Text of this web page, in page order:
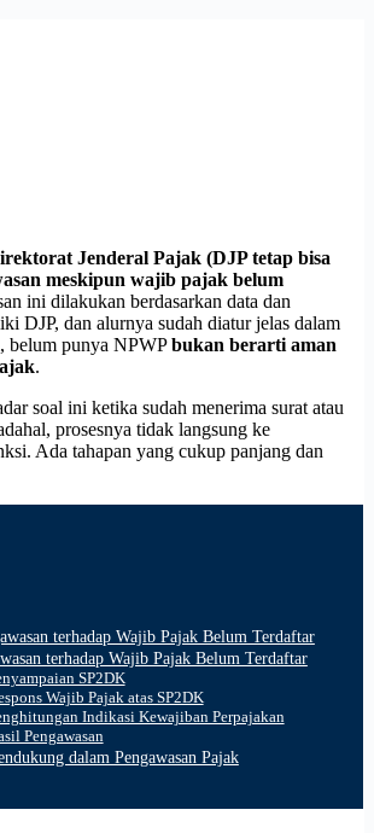
Jenderal Pajak (DJP tetap bisa
meskipun wajib pajak belum
ini dilakukan berdasarkan data dan
DJP, dan alurnya sudah diatur jelas dalam
belum punya NPWPbukan berarti aman
.
soal ini ketika sudah menerima surat atau
prosesnya tidak langsung ke
Ada tahapan yang cukup panjang dan
terhadap Wajib Pajak Belum Terdaftar
terhadap Wajib Pajak Belum Terdaftar
SP2DK
Wajib Pajak atas SP2DK
Indikasi Kewajiban Perpajakan
Pengawasan
dalam Pengawasan Pajak